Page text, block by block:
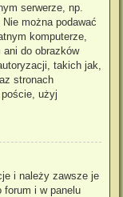
serwerze, np.
można podawać
komputerze,
do obrazków
takich jak,
stronach
użyj
i należy zawsze je
forum i w panelu